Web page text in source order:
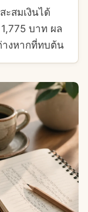
สมเงินได้
บาท ผล
งหากที่ทบต้น